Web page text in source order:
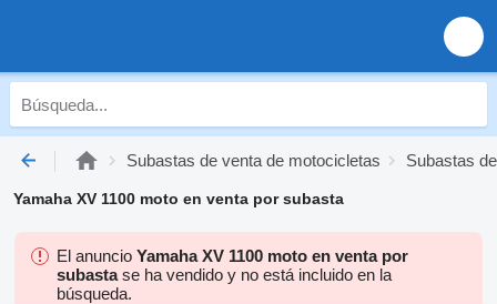
Subastas de venta de motocicletas Subastas
Yamaha XV 1100 moto en venta por subasta
El anuncio Yamaha XV 1100 moto en venta por
subastase ha vendido y no está incluido en la
búsqueda.